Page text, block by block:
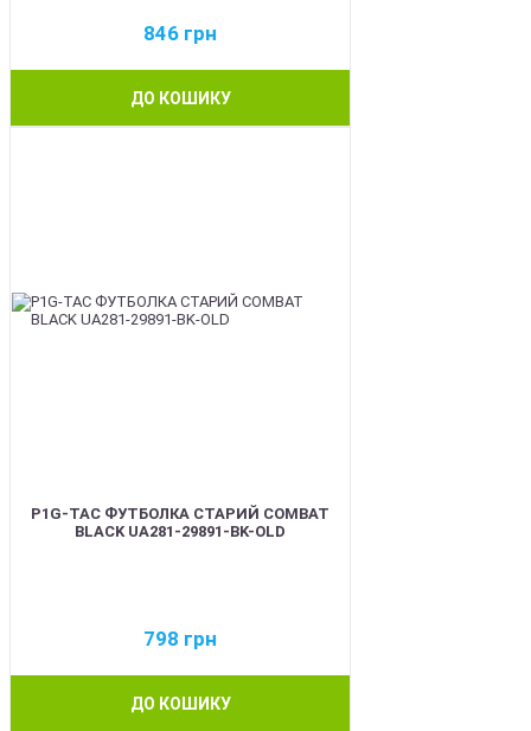
846 грн
ДО КОШИКУ
P1G-TAC ФУТБОЛКА СТАРИЙ COMBAT
BLACK UA281-29891-BK-OLD
798 грн
ДО КОШИКУ